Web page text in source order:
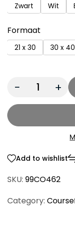
Zwart Wit
Formaat
21 x 30 30 x 40
Quantity:
Add to wishlist
SKU: 99CO462
Category: